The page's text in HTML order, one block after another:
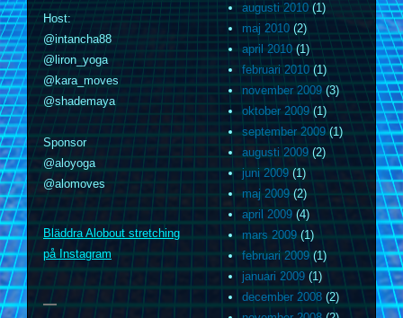
Host:
@intancha88
@liron_yoga
@kara_moves
@shademaya
Sponsor
@aloyoga
@alomoves
Bläddra Alobout stretching
på Instagram
augusti 2010 (1)
maj 2010 (2)
april 2010(1)
februari 2010(1)
november 2009 (3)
oktober 2009(1)
september 2009(1)
augusti 2009 (2)
juni 2009(1)
maj 2009(2)
april 2009 (4)
mars 2009(1)
februari 2009(1)
januari 2009 (1)
december 2008 (2)